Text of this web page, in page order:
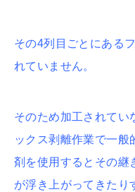
その4列目ごとにある
れていません。
そのため加工されてい
ックス剥離作業で一般
剤を使用するとその継
が浮き上がってきたり